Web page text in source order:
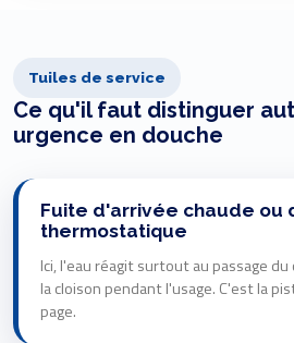
Tuiles de service
Ce qu'il faut distinguer
urgence en douche
Fuite d'arrivée chaude ou
thermostatique
Ici, l'eau réagit surtout au passage
la cloison pendant l'usage. C'est la
page.